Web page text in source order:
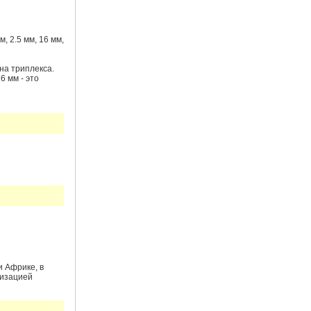
2.5 мм, 16 мм,
триплекса.
мм - это
Африке, в